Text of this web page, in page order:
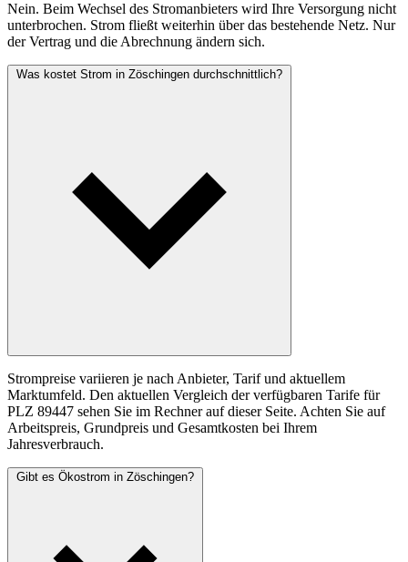
Nein. Beim Wechsel des Stromanbieters wird Ihre Versorgung nicht
unterbrochen. Strom fließt weiterhin über das bestehende Netz. Nur
der Vertrag und die Abrechnung ändern sich.
Was kostet Strom in Zöschingen durchschnittlich?
Strompreise variieren je nach Anbieter, Tarif und aktuellem
Marktumfeld. Den aktuellen Vergleich der verfügbaren Tarife für
PLZ 89447 sehen Sie im Rechner auf dieser Seite. Achten Sie auf
Arbeitspreis, Grundpreis und Gesamtkosten bei Ihrem
Jahresverbrauch.
Gibt es Ökostrom in Zöschingen?